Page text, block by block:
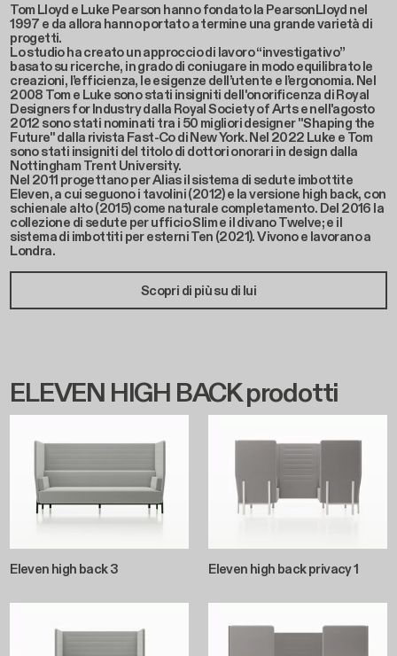
Tom Lloyd e Luke Pearson hanno fondato la PearsonLloyd nel
1997 e da allora hanno portato a termine una grande varietà di
progetti.
Lo studio ha creato un approccio di lavoro “investigativo”
basato su ricerche, in grado di coniugare in modo equilibrato le
creazioni, l’efficienza, le esigenze dell’utente e l’ergonomia. Nel
2008 Tom e Luke sono stati insigniti dell'onorificenza di Royal
Designers for Industry dalla Royal Society of Arts e nell'agosto
2012 sono stati nominati tra i 50 migliori designer "Shaping the
Future" dalla rivista Fast-Co di New York. Nel 2022 Luke e Tom
sono stati insigniti del titolo di dottori onorari in design dalla
Nottingham Trent University.
Nel 2011 progettano per Alias il sistema di sedute imbottite
Eleven, a cui seguono i tavolini (2012) e la versione high back, con
schienale alto (2015) come naturale completamento. Del 2016 la
collezione di sedute per ufficio Slim e il divano Twelve; e il
sistema di imbottiti per esterni Ten (2021). Vivono e lavorano a
Londra.
Scopri di più su di lui
ELEVEN HIGH BACK prodotti
Eleven high back 3 Eleven high back privacy 1